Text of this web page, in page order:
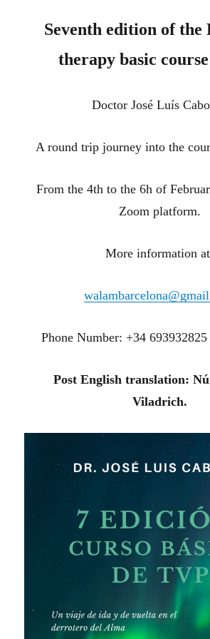
Seventh edition of the
therapy basic
Doctor José Luís
A round trip journey into the
From the 4th to the 6h of
Zoom platform.
More information
Phone Number: +34
Post English translation:
Viladrich.